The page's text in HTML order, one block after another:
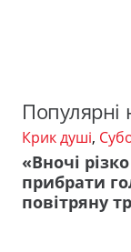
Популярні
Крик душі,
«Вночі
прибрати
повітряну